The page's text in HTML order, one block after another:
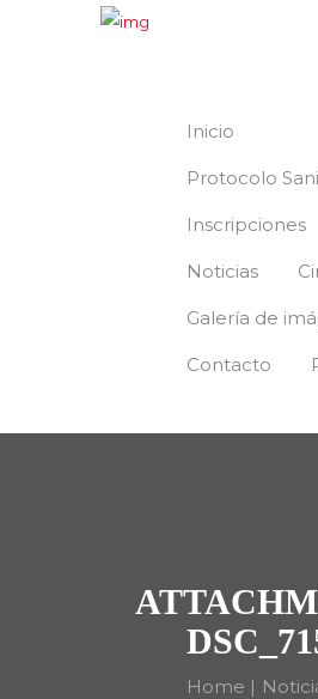
Inicio
Protocolo
Inscripciones
Noticias
Galería de
Contacto
Home